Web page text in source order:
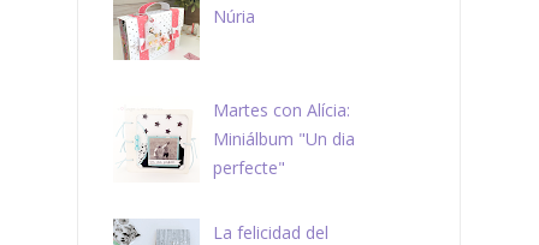
Núria
Martes con Alícia:
Miniálbum "Un dia
perfecte"
La felicidad del